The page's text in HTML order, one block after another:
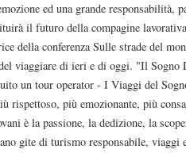
ed una grande responsabilità,
il futuro della compagine
della conferenza Sulle strade del
viaggiare di ieri e di oggi. "Il Sogno
un tour operator - I Viaggi del
rispettoso, più emozionante, più
è la passione, la dedizione, la
gite di turismo responsabile, viaggi